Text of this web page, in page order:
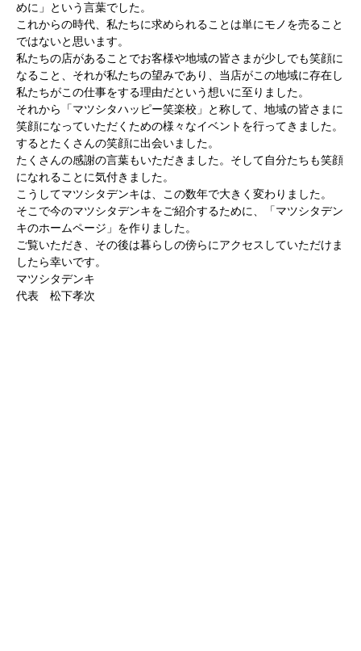
めに」という言葉でした。
これからの時代、私たちに求められることは単にモノを売ること
ではないと思います。
私たちの店があることでお客様や地域の皆さまが少しでも笑顔に
なること、それが私たちの望みであり、当店がこの地域に存在し
私たちがこの仕事をする理由だという想いに至りました。
それから「マツシタハッピー笑楽校」と称して、地域の皆さまに
笑顔になっていただくための様々なイベントを行ってきました。
するとたくさんの笑顔に出会いました。
たくさんの感謝の言葉もいただきました。そして自分たちも笑顔
になれることに気付きました。
こうしてマツシタデンキは、この数年で大きく変わりました。
そこで今のマツシタデンキをご紹介するために、「マツシタデン
キのホームページ」を作りました。
ご覧いただき、その後は暮らしの傍らにアクセスしていただけま
したら幸いです。
マツシタデンキ
代表 松下孝次